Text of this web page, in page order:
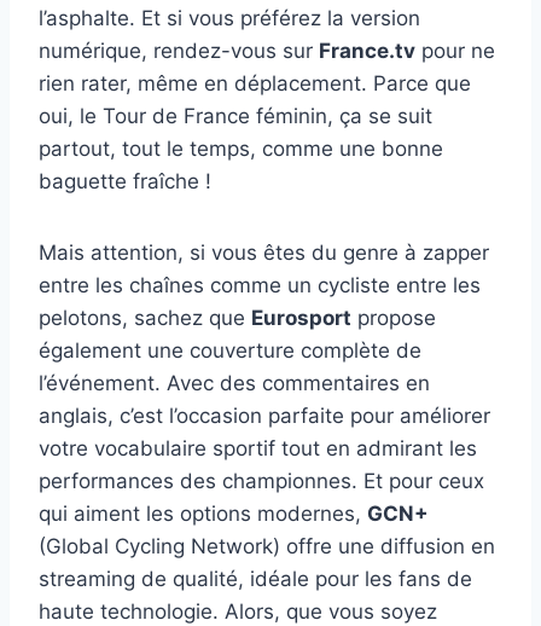
l’asphalte. Et si vous préférez la version
numérique, rendez-vous sur France.tv pour ne
rien rater, même en déplacement. Parce que
oui, le Tour de France féminin, ça se suit
partout, tout le temps, comme une bonne
baguette fraîche !
Mais attention, si vous êtes du genre à zapper
entre les chaînes comme un cycliste entre les
pelotons, sachez que Eurosport propose
également une couverture complète de
l’événement. Avec des commentaires en
anglais, c’est l’occasion parfaite pour améliorer
votre vocabulaire sportif tout en admirant les
performances des championnes. Et pour ceux
qui aiment les options modernes, GCN+
(Global Cycling Network) offre une diffusion en
streaming de qualité, idéale pour les fans de
haute technologie. Alors, que vous soyez